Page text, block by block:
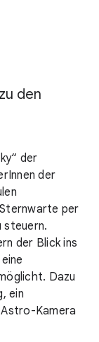
den
der
der
per
steuern.
der Blick ins
Dazu
ein
Kamera